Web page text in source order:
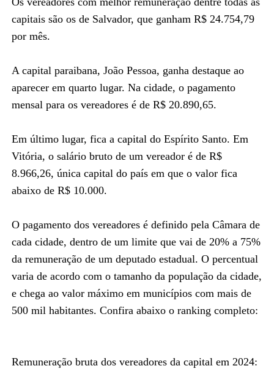
capitais são os de Salvador, que ganham R$ 24.754,79
por mês.
A capital paraibana, João Pessoa, ganha destaque ao
aparecer em quarto lugar. Na cidade, o pagamento
mensal para os vereadores é de R$ 20.890,65.
Em último lugar, fica a capital do Espírito Santo. Em
Vitória, o salário bruto de um vereador é de R$
8.966,26, única capital do país em que o valor fica
abaixo de R$ 10.000.
O pagamento dos vereadores é definido pela Câmara de
cada cidade, dentro de um limite que vai de 20% a 75%
da remuneração de um deputado estadual. O percentual
varia de acordo com o tamanho da população da cidade,
e chega ao valor máximo em municípios com mais de
500 mil habitantes. Confira abaixo o ranking completo:
Remuneração bruta dos vereadores da capital em 2024: